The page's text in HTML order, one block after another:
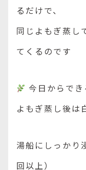
るだけで、
同じよもぎ蒸し
てくるのです
今日からで
よもぎ蒸し後は
湯船にしっかり
回以上）